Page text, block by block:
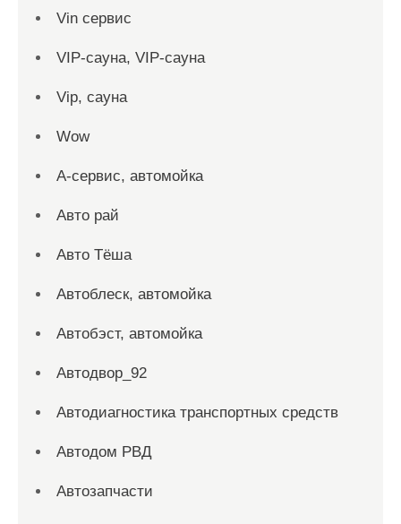
Vin сервис
VIP-сауна, VIP-сауна
Vip, сауна
Wow
А-сервис, автомойка
Авто рай
Авто Тёша
Автоблеск, автомойка
Автобэст, автомойка
Автодвор_92
Автодиагностика транспортных средств
Автодом РВД
Автозапчасти